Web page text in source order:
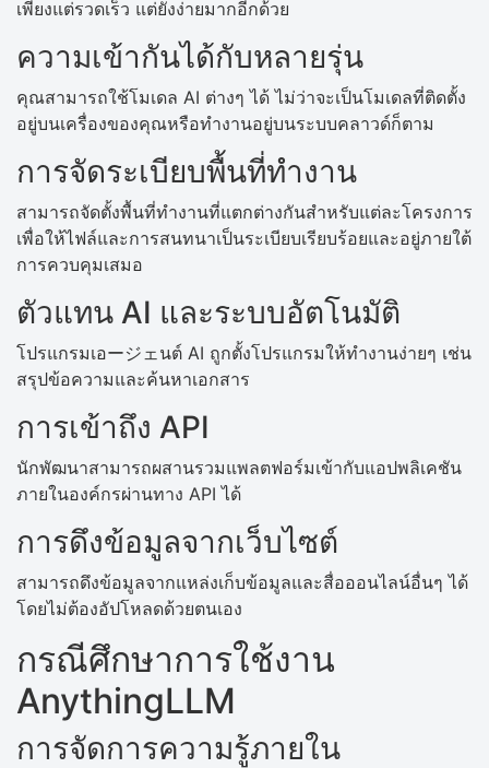
เพียงแต่รวดเร็ว แต่ยังง่ายมากอีกด้วย
ความเข้ากันได้กับหลายรุ่น
คุณสามารถใช้โมเดล AI ต่างๆ ได้ ไม่ว่าจะเป็นโมเดลที่ติดตั้ง
อยู่บนเครื่องของคุณหรือทำงานอยู่บนระบบคลาวด์ก็ตาม
การจัดระเบียบพื้นที่ทำงาน
สามารถจัดตั้งพื้นที่ทำงานที่แตกต่างกันสำหรับแต่ละโครงการ
เพื่อให้ไฟล์และการสนทนาเป็นระเบียบเรียบร้อยและอยู่ภายใต้
การควบคุมเสมอ
ตัวแทน AI และระบบอัตโนมัติ
โปรแกรมเอージェนต์ AI ถูกตั้งโปรแกรมให้ทำงานง่ายๆ เช่น
สรุปข้อความและค้นหาเอกสาร
การเข้าถึง API
นักพัฒนาสามารถผสานรวมแพลตฟอร์มเข้ากับแอปพลิเคชัน
ภายในองค์กรผ่านทาง API ได้
การดึงข้อมูลจากเว็บไซต์
สามารถดึงข้อมูลจากแหล่งเก็บข้อมูลและสื่อออนไลน์อื่นๆ ได้
โดยไม่ต้องอัปโหลดด้วยตนเอง
กรณีศึกษาการใช้งาน
AnythingLLM
การจัดการความรู้ภายใน